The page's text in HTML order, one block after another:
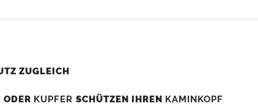
ZUGLEICH
ODER KUPFER SCHÜTZEN IHREN KAMINKOPF